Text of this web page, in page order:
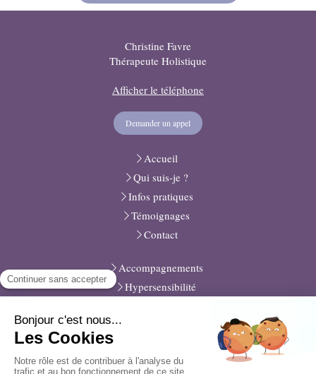
Christine Favre
Thérapeute Holistique
Afficher le téléphone
Demander un appel
Accueil
Qui suis-je ?
Infos pratiques
Témoignages
Contact
Accompagnements
Hypersensibilité
Médiation